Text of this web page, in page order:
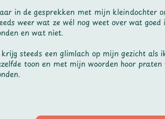
in de gesprekken met mijn kleindochter
weer wat ze wél nog weet over wat goed
en wat niet.
steeds een glimlach op mijn gezicht als
toon en met mijn woorden hoor praten